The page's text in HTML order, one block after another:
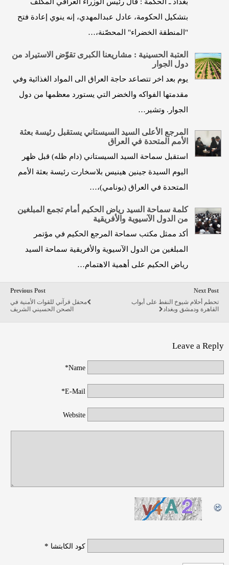
بغداد ـ الحكمة : قال رئيس الوزراء العراقي المكلف
بتشكيل الحكومة، عادل عبدالمهدي، إنه ينوي إعادة فتح
"المنطقة الخضراء" المحصّنة،…
العتبة الحسينية : مشاريعنا الكبرى تقوّض الاستيراد من
دول الجوار
يوم بعد اخر تتصاعد حاجة العراق الى المواد الغذائية وفي
مقدمتها الفواكه والخضر التي يستورد معظمها من دول
الجوار. وتشير…
المرجع الأعلى السيد السيستاني يستقبل رئيسة بعثة
الأمم المتحدة في العراق
استقبل سماحة السيد السيستاني (دام ظله) قبل ظهر
اليوم السيدة جينين هينيس بلاسخارت رئيسة بعثة الأمم
المتحدة في العراق (يونامي)،…
كلمة سماحة السيد رياض الحكيم أمام تجمع المبلغين
من الدول الآسيوية والأفريقية
أكد ممثل مكتب سماحة المرجع الحكيم في مؤتمر
المبلغين من الدول الآسيوية والأفريقية سماحة السيد
رياض الحكيم على أهمية الاهتمام…
Previous Post
محفل قرآني للقوات الأمنية في
الصحن الحسيني الشريف
Next Post
تحطم أحلام شيوخ النفط على أبواب
القاهرة ودمشق وبغداد
Leave a Reply
Name*
E-Mail*
Website
كود الكابتشا *